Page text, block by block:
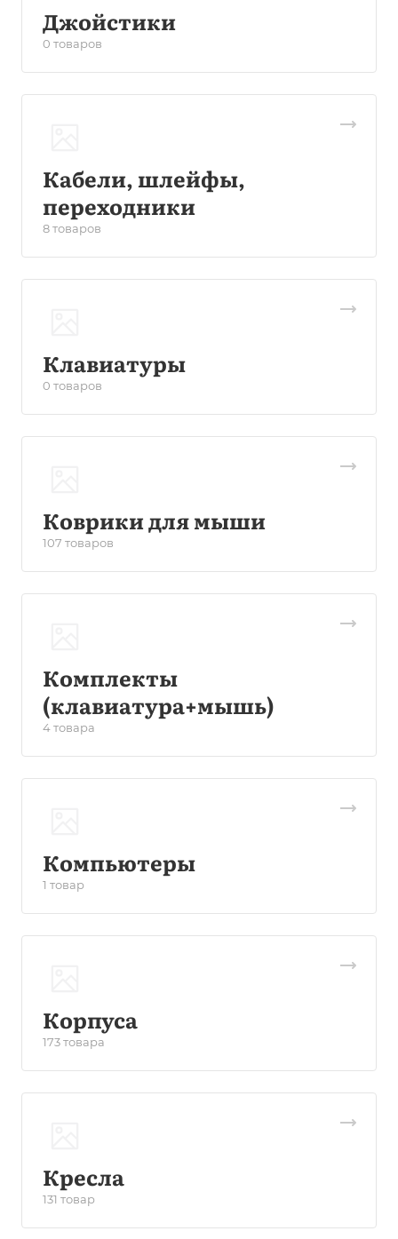
Джойстики
0 товаров
Кабели, шлейфы,
переходники
8 товаров
Клавиатуры
0 товаров
Коврики для мыши
107 товаров
Комплекты
(клавиатура+мышь)
4 товара
Компьютеры
1 товар
Корпуса
173 товара
Кресла
131 товар